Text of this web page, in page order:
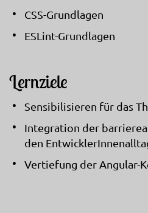
CSS-Grundlagen
ESLint-Grundlagen
Lernziele
Sensibilisieren für das
Integration der
den
Vertiefung der Angular-